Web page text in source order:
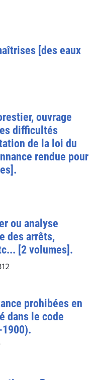
[des eaux
ouvrage
difficultés
de la loi du
rendue pour
ou analyse
des arrêts,
[2 volumes].
prohibées en
dans le code